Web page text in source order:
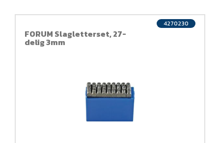
FORUM Slagletterset, 27-
delig 3mm
4270230